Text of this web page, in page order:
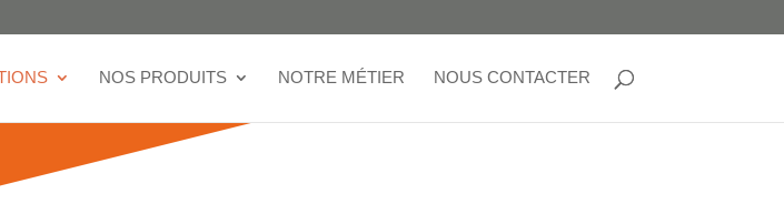
NOS PRODUITS NOTRE MÉTIER NOUS CONTACTER